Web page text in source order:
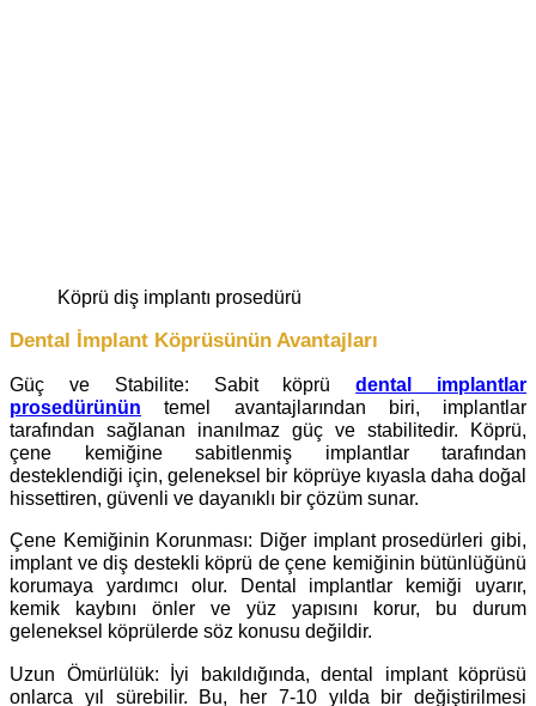
köprü diş implantı prosedürü
Dental İmplant Köprüsünün Avantajları
Güç ve Stabilite: Sabit köprüdental implantlar
prosedürünün temel avantajlarından biri, implantlar
tarafından sağlanan inanılmaz güç ve stabilitedir. Köprü,
çene kemiğine sabitlenmiş implantlar tarafından
desteklendiği için, geleneksel bir köprüye kıyasla daha doğal
hissettiren, güvenli ve dayanıklı bir çözüm sunar.
Çene Kemiğinin Korunması: Diğer implant prosedürleri gibi,
implant ve diş destekli köprü de çene kemiğinin bütünlüğünü
korumaya yardımcı olur. Dental implantlar kemiği uyarır,
kemik kaybını önler ve yüz yapısını korur, bu durum
geleneksel köprülerde söz konusu değildir.
Uzun Ömürlülük: İyi bakıldığında, dental implant köprüsü
onlarca yıl sürebilir. Bu, her 7-10 yılda bir değiştirilmesi